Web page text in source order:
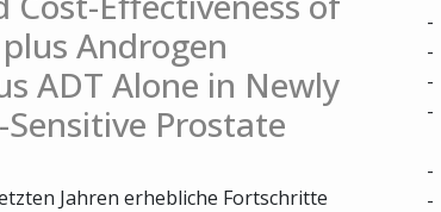
Androgen
ADT Alone in Newly
Prostate
Jahren erhebliche Fortschritte